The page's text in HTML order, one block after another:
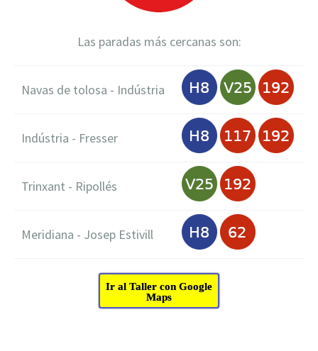
Las paradas más cercanas son:
Navas de tolosa - Indústria
Indústria - Fresser
Trinxant - Ripollés
Meridiana - Josep Estivill
Ir al Taller con Google
Maps